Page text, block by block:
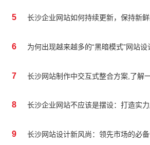
5 长沙企业网站如何持续更新，保持新
6 为何出现越来越多的“黑暗模式”网站设
7 长沙网站制作中交互式整合方案,了解一
8 长沙企业网站不应该是摆设：打造实
9 长沙网站设计新风尚：领先市场的必